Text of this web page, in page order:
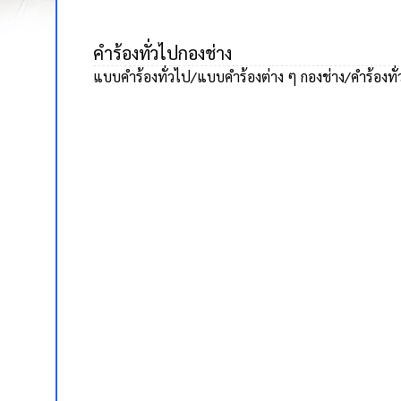
คำร้องทั่วไปกองช่าง
แบบคำร้องทั่วไป/แบบคำร้องต่าง ๆ กองช่าง/คำร้องทั่